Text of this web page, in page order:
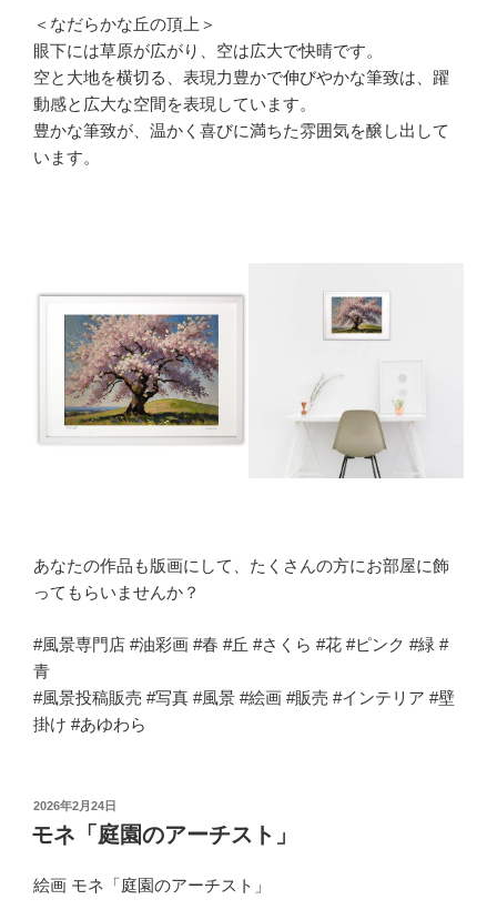
＜なだらかな丘の頂上＞
眼下には草原が広がり、空は広大で快晴です。
空と大地を横切る、表現力豊かで伸びやかな筆致は、躍
動感と広大な空間を表現しています。
豊かな筆致が、温かく喜びに満ちた雰囲気を醸し出して
います。
あなたの作品も版画にして、たくさんの方にお部屋に飾
ってもらいませんか？
#風景専門店 #油彩画 #春 #丘 #さくら #花 #ピンク #緑 #
青
#風景投稿販売 #写真 #風景 #絵画 #販売 #インテリア #壁
掛け #あゆわら
投
稿
日:
2026年2月24日
モネ「庭園のアーチスト」
絵画 モネ「庭園のアーチスト」